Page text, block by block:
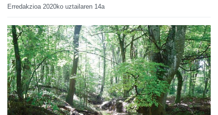
Erredakzioa 2020ko uztailaren 14a